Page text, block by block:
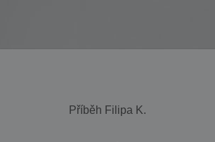
Příběh Filipa K.